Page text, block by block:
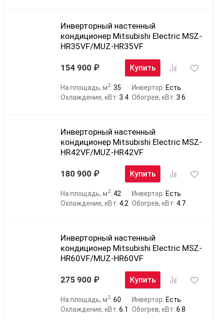
Инверторный настенный
кондиционер Mitsubishi Electric MSZ-
HR35VF/MUZ-HR35VF
154 900 Купить
На площадь, м2: 35 Инвертор: Есть
Охлаждение, кВт: 3.4 Обогрев, кВт:3.6
Инверторный настенный
кондиционер Mitsubishi Electric MSZ-
HR42VF/MUZ-HR42VF
180 900 Купить
На площадь, м2: 42 Инвертор: Есть
Охлаждение, кВт: 4.2 Обогрев, кВт: 4.7
Инверторный настенный
кондиционер Mitsubishi Electric MSZ-
HR60VF/MUZ-HR60VF
275 900 Купить
На площадь, м2: 60 Инвертор: Есть
Охлаждение, кВт: 6.1 Обогрев, кВт:6.8